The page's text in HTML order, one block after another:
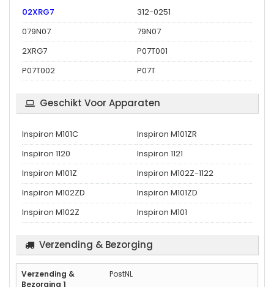
02XRG7
312-0251
079N07
79N07
2XRG7
P07T001
P07T002
P07T
Geschikt Voor Apparaten
Inspiron M101C
Inspiron M101ZR
Inspiron 1120
Inspiron 1121
Inspiron M101Z
Inspiron M102Z-1122
Inspiron M102ZD
Inspiron M101ZD
Inspiron M102Z
Inspiron M101
Verzending & Bezorging
PostNL